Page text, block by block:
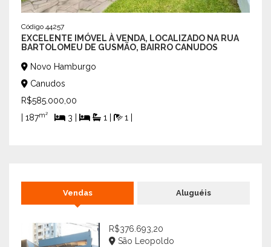
Código 44257
EXCELENTE IMÓVEL À VENDA, LOCALIZADO NA RUA
BARTOLOMEU DE GUSMÃO, BAIRRO CANUDOS
Novo Hamburgo
Canudos
R$585.000,00
| 187m² 3 | 1 | 1 |
Vendas Aluguéis
R$376.693,20
São Leopoldo